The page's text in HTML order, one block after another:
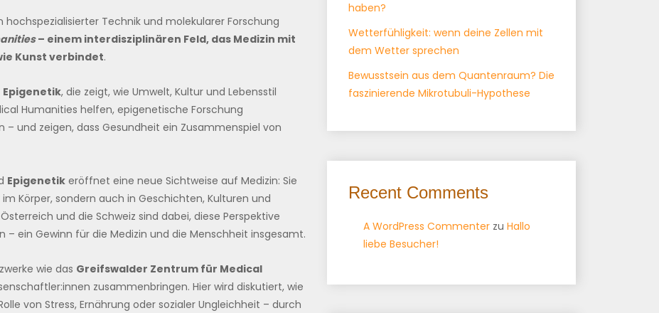
Technik und molekularer Forschung
– einem interdisziplinären Feld, das Medizin mit
Kunst verbindet.
Epigenetik, die zeigt, wie Umwelt, Kultur und Lebensstil
Humanities helfen, epigenetische Forschung
– und zeigen, dass Gesundheit ein Zusammenspiel von
Epigenetik eröffnet eine neue Sichtweise auf Medizin: Sie
Körper, sondern auch in Geschichten, Kulturen und
und die Schweiz sind dabei, diese Perspektive
– ein Gewinn für die Medizin und die Menschheit insgesamt.
wie das Greifswalder Zentrum für Medical
zusammenbringen. Hier wird diskutiert, wie
von Stress, Ernährung oder sozialer Ungleichheit – durch
haben?
Wetterfühligkeit: wenn deine Zellen mit
dem Wetter sprechen
Bewusstsein aus dem Quantenraum? Die
faszinierende Mikrotubuli-Hypothese
Recent Comments
A WordPress Commenter zu Hallo
liebe Besucher!